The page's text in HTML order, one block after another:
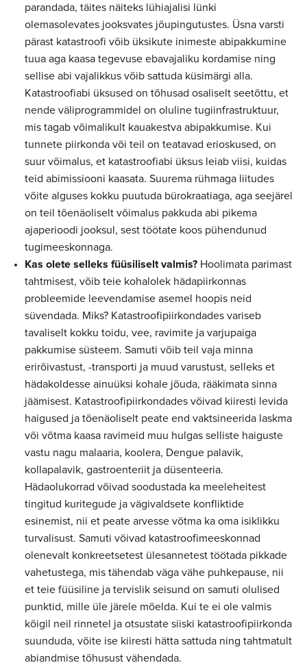
parandada, täites näiteks lühiajalisi lünki
olemasolevates jooksvates jõupingutustes. Üsna varsti
pärast katastroofi võib üksikute inimeste abipakkumine
tuua aga kaasa tegevuse ebavajaliku kordamise ning
sellise abi vajalikkus võib sattuda küsimärgi alla.
Katastroofiabi üksused on tõhusad osaliselt seetõttu, et
nende väliprogrammidel on oluline tugiinfrastruktuur,
mis tagab võimalikult kauakestva abipakkumise. Kui
tunnete piirkonda või teil on teatavad erioskused, on
suur võimalus, et katastroofiabi üksus leiab viisi, kuidas
teid abimissiooni kaasata. Suurema rühmaga liitudes
võite alguses kokku puutuda bürokraatiaga, aga seejärel
on teil tõenäoliselt võimalus pakkuda abi pikema
ajaperioodi jooksul, sest töötate koos pühendunud
tugimeeskonnaga.
Kas olete selleks füüsiliselt valmis? Hoolimata parimast
tahtmisest, võib teie kohalolek hädapiirkonnas
probleemide leevendamise asemel hoopis neid
süvendada. Miks? Katastroofipiirkondades variseb
tavaliselt kokku toidu, vee, ravimite ja varjupaiga
pakkumise süsteem. Samuti võib teil vaja minna
erirõivastust, -transporti ja muud varustust, selleks et
hädakoldesse ainuüksi kohale jõuda, rääkimata sinna
jäämisest. Katastroofipiirkondades võivad kiiresti levida
haigused ja tõenäoliselt peate end vaktsineerida laskma
või võtma kaasa ravimeid muu hulgas selliste haiguste
vastu nagu malaaria, koolera, Dengue palavik,
kollapalavik, gastroenteriit ja düsenteeria.
Hädaolukorrad võivad soodustada ka meeleheitest
tingitud kuritegude ja vägivaldsete konfliktide
esinemist, nii et peate arvesse võtma ka oma isiklikku
turvalisust. Samuti võivad katastroofimeeskonnad
olenevalt konkreetsetest ülesannetest töötada pikkade
vahetustega, mis tähendab väga vähe puhkepause, nii
et teie füüsiline ja tervislik seisund on samuti olulised
punktid, mille üle järele mõelda. Kui te ei ole valmis
kõigil neil rinnetel ja otsustate siiski katastroofipiirkonda
suunduda, võite ise kiiresti hätta sattuda ning tahtmatult
abiandmise tõhusust vähendada.